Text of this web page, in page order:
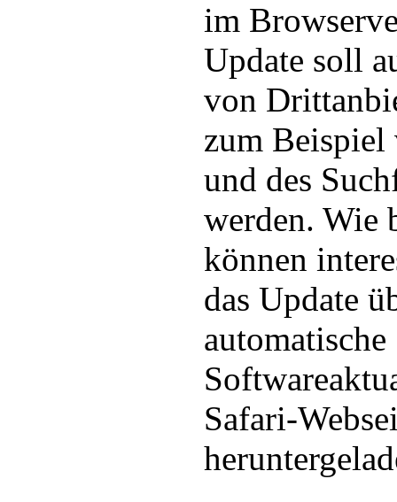
im
Update soll
von
zum
und des
werden. Wie
können
das Update
automatische
Safari-